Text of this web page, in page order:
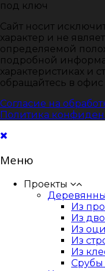
под ключ
Сайт носит
характер и не
определяемой
подробной
характеристиках и
обращайтесь в
Согласие на
Политика
Меню
Проекты
Из
Из
Из
Из
Из
Срубы